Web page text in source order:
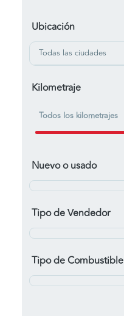
Ubicación
Todas las ciudades
Kilometraje
Todos los kilometrajes
Nuevo o usado
Tipo de Vendedor
Tipo de Combustible